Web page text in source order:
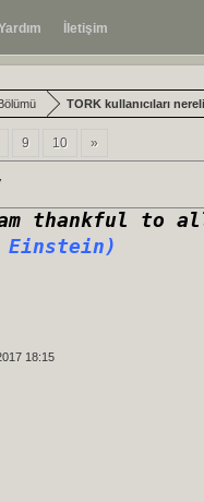
İletişim
TORK kullanıcıları
9 10 »
thankful to
Einstein)
18:15